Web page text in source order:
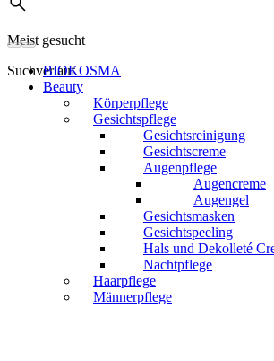
Meist gesucht
SuchverlaufBIOKOSMA
Beauty
Körperpflege
Gesichtspflege
Gesichtsreinigung
Gesichtscreme
Augenpflege
Augencreme
Augengel
Gesichtsmasken
Gesichtspeeling
Hals und Dekolleté
Nachtpflege
Haarpflege
Männerpflege